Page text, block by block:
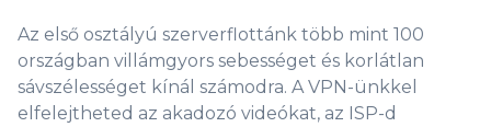
Az első osztályú szerverflottánk több mint 100
országban villámgyors sebességet és korlátlan
sávszélességet kínál számodra. A VPN-ünkkel
elfelejtheted az akadozó videókat, az ISP-d